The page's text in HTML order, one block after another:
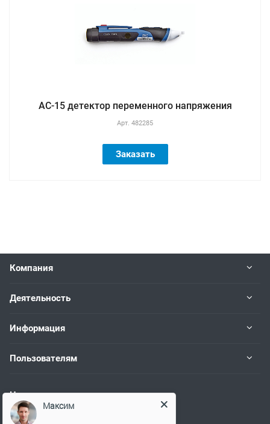
AC-15 детектор переменного напряжения
Арт. 482285
Заказать
Компания
Деятельность
Информация
Пользователям
Наши контакты
+7 (383) 383-02-94
Максим